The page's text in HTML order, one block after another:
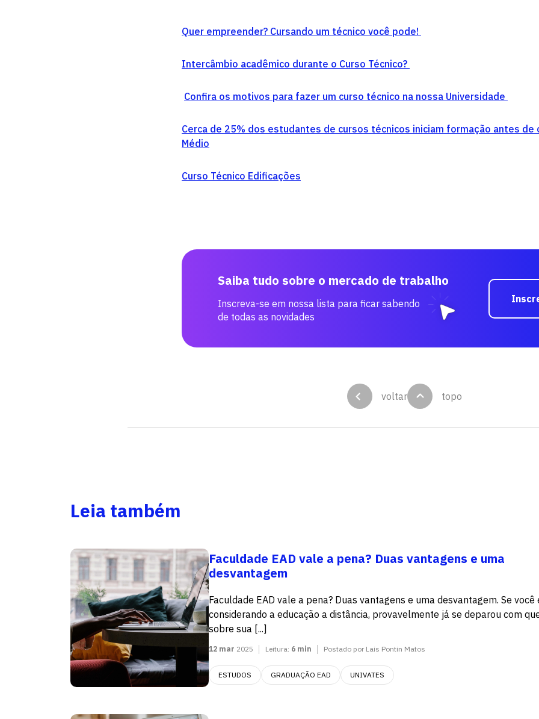
Quer empreender? Cursando um técnico você pode!
Intercâmbio acadêmico durante o Curso Técnico?
Confira os motivos para fazer um curso técnico na nossa Universidade
Cerca de 25% dos estudantes de cursos técnicos iniciam formação antes de
Médio
Curso Técnico Edificações
Saiba tudo sobre o mercado de trabalho
Inscreva-se em nossa lista para ficar sabendo
de todas as novidades
voltar topo
Leia também
Faculdade EAD vale a pena? Duas vantagens e uma
desvantagem
Faculdade EAD vale a pena? Duas vantagens e uma desvantagem. Se você
considerando a educação a distância, provavelmente já se deparou com
sobre sua [...]
12 mar 2025 Leitura: 6 min Postado por Lais Pontin Matos
ESTUDOS GRADUAÇÃO EAD UNIVATES